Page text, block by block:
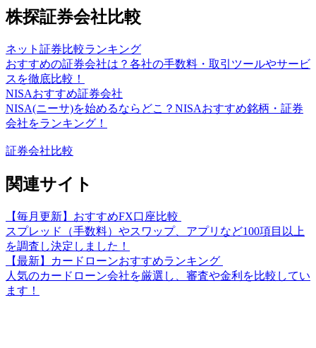
株探証券会社比較
ネット証券比較ランキング
おすすめの証券会社は？各社の手数料・取引ツールやサービ
スを徹底比較！
NISAおすすめ証券会社
NISA(ニーサ)を始めるならどこ？NISAおすすめ銘柄・証券
会社をランキング！
証券会社比較
関連サイト
【毎月更新】おすすめFX口座比較
スプレッド（手数料）やスワップ、アプリなど100項目以上
を調査し決定しました！
【最新】カードローンおすすめランキング
人気のカードローン会社を厳選し、審査や金利を比較してい
ます！